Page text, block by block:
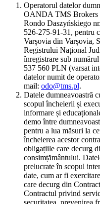
Operatorul datelor
OANDA TMS Brokers
Rondo Daszyńskiego
526-275-91-31, pentru
Varșovia din Varșovia,
Registrului Național
înregistrare sub
537 560 PLN (varsat
datelor numit de
mail: odo@tms.pl.
Datele dumneavoastră
scopul încheierii și
informare și
demo între
pentru a lua măsuri la
încheierea acestor
obligațiile care decurg
consimțământului.
prelucrate în scopul
date, cum ar fi
care decurg din
Contractul privind
securitatea, prevenirea